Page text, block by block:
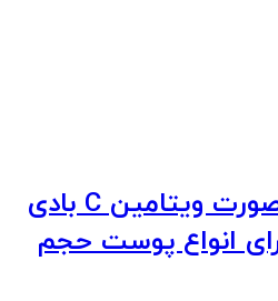
ژل شستشوی صورت ویتامین C بادی
انواع پوست حجم